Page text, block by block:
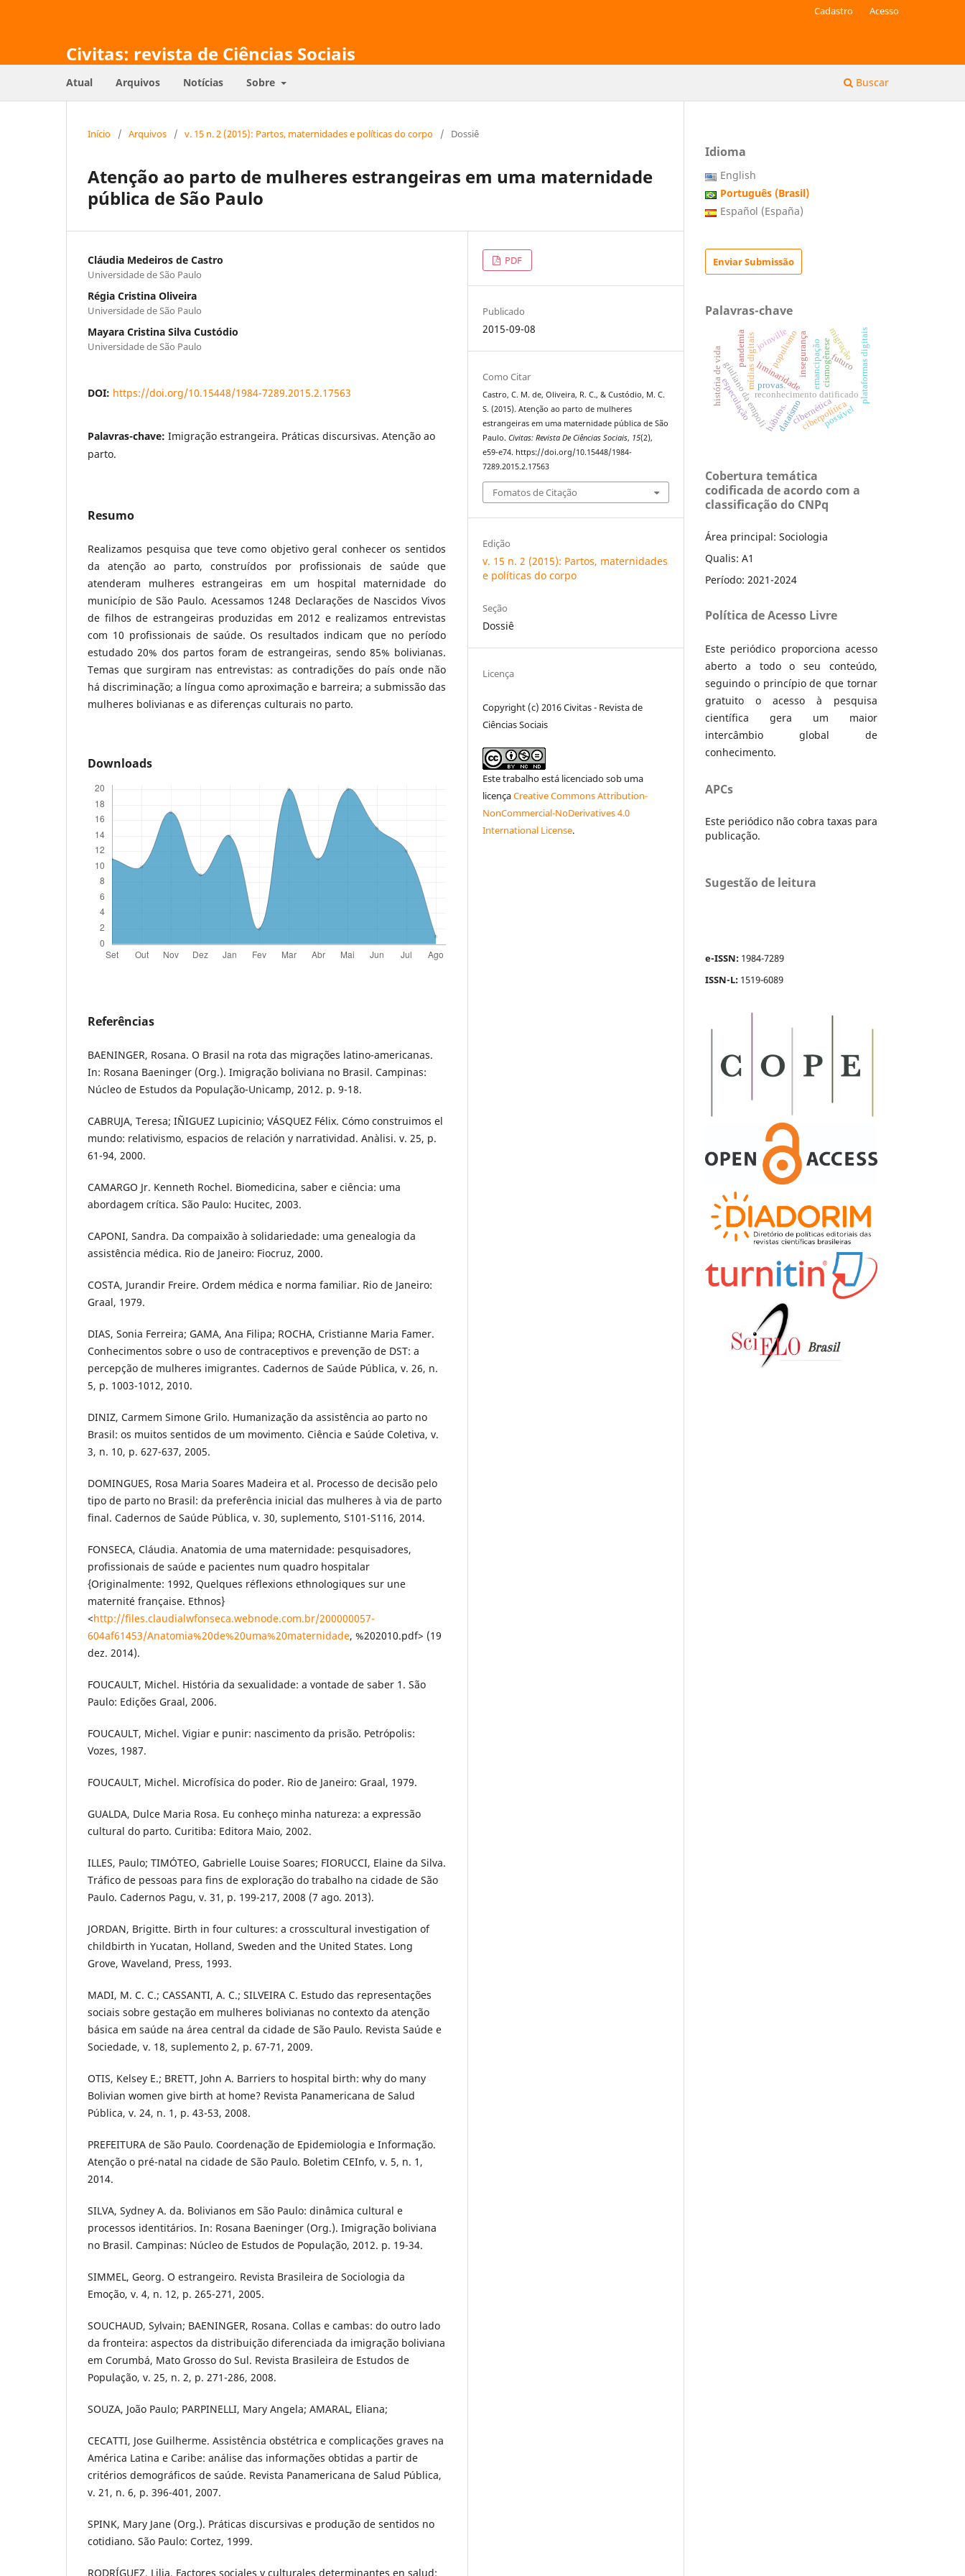
Civitas: revista de Ciências Sociais
Atual Arquivos Notícias Sobre Buscar
Cadastro Acesso
Início / Arquivos / v. 15 n. 2 (2015): Partos, maternidades e políticas do corpo / Dossiê
Atenção ao parto de mulheres estrangeiras em uma maternidade
pública de São Paulo
Cláudia Medeiros de Castro
Universidade de São Paulo
Régia Cristina Oliveira
Universidade de São Paulo
Mayara Cristina Silva Custódio
Universidade de São Paulo
DOI: https://doi.org/10.15448/1984-7289.2015.2.17563
Palavras-chave: Imigração estrangeira. Práticas discursivas. Atenção ao
parto.
Resumo
Realizamos pesquisa que teve como objetivo geral conhecer os sentidos
da atenção ao parto, construídos por profissionais de saúde que
atenderam mulheres estrangeiras em um hospital maternidade do
município de São Paulo. Acessamos 1248 Declarações de Nascidos Vivos
de filhos de estrangeiras produzidas em 2012 e realizamos entrevistas
com 10 profissionais de saúde. Os resultados indicam que no período
estudado 20% dos partos foram de estrangeiras, sendo 85% bolivianas.
Temas que surgiram nas entrevistas: as contradições do país onde não
há discriminação; a língua como aproximação e barreira; a submissão das
mulheres bolivianas e as diferenças culturais no parto.
Downloads
Referências
BAENINGER, Rosana. O Brasil na rota das migrações latino-americanas.
In: Rosana Baeninger (Org.). Imigração boliviana no Brasil. Campinas:
Núcleo de Estudos da População-Unicamp, 2012. p. 9-18.
CABRUJA, Teresa; IÑIGUEZ Lupicinio; VÁSQUEZ Félix. Cómo construimos el
mundo: relativismo, espacios de relación y narratividad. Anàlisi. v. 25, p.
61-94, 2000.
CAMARGO Jr. Kenneth Rochel. Biomedicina, saber e ciência: uma
abordagem crítica. São Paulo: Hucitec, 2003.
CAPONI, Sandra. Da compaixão à solidariedade: uma genealogia da
assistência médica. Rio de Janeiro: Fiocruz, 2000.
COSTA, Jurandir Freire. Ordem médica e norma familiar. Rio de Janeiro:
Graal, 1979.
DIAS, Sonia Ferreira; GAMA, Ana Filipa; ROCHA, Cristianne Maria Famer.
Conhecimentos sobre o uso de contraceptivos e prevenção de DST: a
percepção de mulheres imigrantes. Cadernos de Saúde Pública, v. 26, n.
5, p. 1003-1012, 2010.
DINIZ, Carmem Simone Grilo. Humanização da assistência ao parto no
Brasil: os muitos sentidos de um movimento. Ciência e Saúde Coletiva, v.
3, n. 10, p. 627-637, 2005.
DOMINGUES, Rosa Maria Soares Madeira et al. Processo de decisão pelo
tipo de parto no Brasil: da preferência inicial das mulheres à via de parto
final. Cadernos de Saúde Pública, v. 30, suplemento, S101-S116, 2014.
FONSECA, Cláudia. Anatomia de uma maternidade: pesquisadores,
profissionais de saúde e pacientes num quadro hospitalar
{Originalmente: 1992, Quelques réflexions ethnologiques sur une
maternité française. Ethnos}
<http://files.claudialwfonseca.webnode.com.br/200000057-
604af61453/Anatomia%20de%20uma%20maternidade, %202010.pdf> (19
dez. 2014).
FOUCAULT, Michel. História da sexualidade: a vontade de saber 1. São
Paulo: Edições Graal, 2006.
FOUCAULT, Michel. Vigiar e punir: nascimento da prisão. Petrópolis:
Vozes, 1987.
FOUCAULT, Michel. Microfísica do poder. Rio de Janeiro: Graal, 1979.
GUALDA, Dulce Maria Rosa. Eu conheço minha natureza: a expressão
cultural do parto. Curitiba: Editora Maio, 2002.
ILLES, Paulo; TIMÓTEO, Gabrielle Louise Soares; FIORUCCI, Elaine da Silva.
Tráfico de pessoas para fins de exploração do trabalho na cidade de São
Paulo. Cadernos Pagu, v. 31, p. 199-217, 2008 (7 ago. 2013).
JORDAN, Brigitte. Birth in four cultures: a crosscultural investigation of
childbirth in Yucatan, Holland, Sweden and the United States. Long
Grove, Waveland, Press, 1993.
MADI, M. C. C.; CASSANTI, A. C.; SILVEIRA C. Estudo das representações
sociais sobre gestação em mulheres bolivianas no contexto da atenção
básica em saúde na área central da cidade de São Paulo. Revista Saúde e
Sociedade, v. 18, suplemento 2, p. 67-71, 2009.
OTIS, Kelsey E.; BRETT, John A. Barriers to hospital birth: why do many
Bolivian women give birth at home? Revista Panamericana de Salud
Pública, v. 24, n. 1, p. 43-53, 2008.
PREFEITURA de São Paulo. Coordenação de Epidemiologia e Informação.
Atenção o pré-natal na cidade de São Paulo. Boletim CEInfo, v. 5, n. 1,
2014.
SILVA, Sydney A. da. Bolivianos em São Paulo: dinâmica cultural e
processos identitários. In: Rosana Baeninger (Org.). Imigração boliviana
no Brasil. Campinas: Núcleo de Estudos de População, 2012. p. 19-34.
SIMMEL, Georg. O estrangeiro. Revista Brasileira de Sociologia da
Emoção, v. 4, n. 12, p. 265-271, 2005.
SOUCHAUD, Sylvain; BAENINGER, Rosana. Collas e cambas: do outro lado
da fronteira: aspectos da distribuição diferenciada da imigração boliviana
em Corumbá, Mato Grosso do Sul. Revista Brasileira de Estudos de
População, v. 25, n. 2, p. 271-286, 2008.
SOUZA, João Paulo; PARPINELLI, Mary Angela; AMARAL, Eliana;
CECATTI, Jose Guilherme. Assistência obstétrica e complicações graves na
América Latina e Caribe: análise das informações obtidas a partir de
critérios demográficos de saúde. Revista Panamericana de Salud Pública,
v. 21, n. 6, p. 396-401, 2007.
SPINK, Mary Jane (Org.). Práticas discursivas e produção de sentidos no
cotidiano. São Paulo: Cortez, 1999.
RODRÍGUEZ, Lilia. Factores sociales y culturales determinantes en salud:
PDF
Publicado
2015-09-08
Como Citar
Castro, C. M. de, Oliveira, R. C., & Custódio, M. C.
S. (2015). Atenção ao parto de mulheres
estrangeiras em uma maternidade pública de São
Paulo.Civitas: Revista De Ciências Sociais, 15(2),
e59-e74. https://doi.org/10.15448/1984-
7289.2015.2.17563
Fomatos de Citação
Edição
v. 15 n. 2 (2015): Partos, maternidades
e políticas do corpo
Seção
Dossiê
Licença
Copyright (c) 2016 Civitas - Revista de
Ciências Sociais
Este trabalho está licenciado sob uma
licençaCreative Commons Attribution-
NonCommercial-NoDerivatives 4.0
International License.
Idioma
English
Português (Brasil)
Español (España)
Enviar Submissão
Palavras-chave
insegurançaemancipação
reconhecimento datificado
cismogênese
liminaridade
mídias digitais
cibernética
giuliano da empoli ciberpolítica
populismo futuro
especulação possível
plataformas digitais
dataísmo
história de vida
migração
joinville
pandemia
provas.
hábitos.
Cobertura temática
codificada de acordo com a
classificação do CNPq
Área principal: Sociologia
Qualis: A1
Período: 2021-2024
Política de Acesso Livre
Este periódico proporciona acesso
aberto a todo o seu conteúdo,
seguindo o princípio de que tornar
gratuito o acesso à pesquisa
científica gera um maior
intercâmbio global de
conhecimento.
APCs
Este periódico não cobra taxas para
publicação.
Sugestão de leitura
e-ISSN: 1984-7289
ISSN-L: 1519-6089